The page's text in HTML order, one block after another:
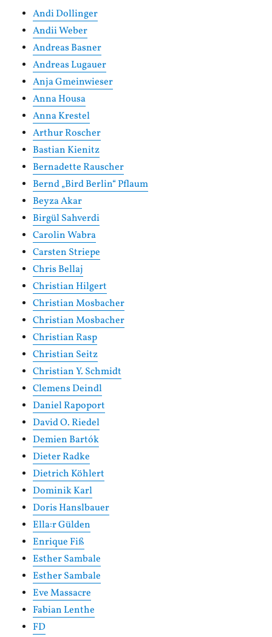
Andi Dollinger
Andii Weber
Andreas Basner
Andreas Lugauer
Anja Gmeinwieser
Anna Housa
Anna Krestel
Arthur Roscher
Bastian Kienitz
Bernadette Rauscher
Bernd „Bird Berlin“ Pflaum
Beyza Akar
Birgül Sahverdi
Carolin Wabra
Carsten Striepe
Chris Bellaj
Christian Hilgert
Christian Mosbacher
Christian Mosbacher
Christian Rasp
Christian Seitz
Christian Y. Schmidt
Clemens Deindl
Daniel Rapoport
David O. Riedel
Demien Bartók
Dieter Radke
Dietrich Köhlert
Dominik Karl
Doris Hanslbauer
Ella:r Gülden
Enrique Fiß
Esther Sambale
Esther Sambale
Eve Massacre
Fabian Lenthe
FD